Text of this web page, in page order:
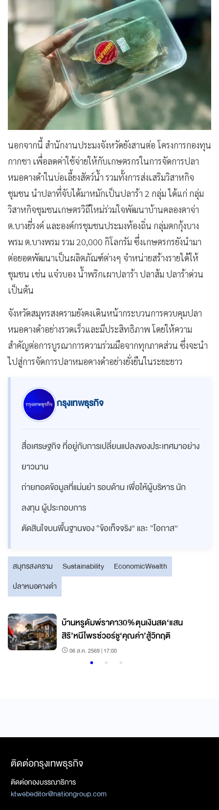
นอกจากนี้ สำนักงานประมงจังหวัดยังสานต่อ โครงการกองทุน
กากชา เพื่อลดค่าใช้จ่ายให้กับเกษตรกรในการจัดการปลา
หมอคางดำในบ่อเลี้ยงสัตว์น้ำ รวมทั้งการส่งเสริมวิสาหกิจ
ชุมชน นำปลาที่จับได้มาหมักเป็นปลาร้า 2 กลุ่ม ได้แก่ กลุ่ม
วิสาหกิจชุมชนเกษตรวิถีใหม่ร่วมใจพัฒนาบ้านคลองตาจ่า
ต.บางยี่รงค์ และองค์กรชุมชนประมงท้องถิ่น กลุ่มตกกุ้งบาง
พรม ต.บางพรม รวม 20,000 กิโลกรัม ซึ่งเกษตรกรยังนำมา
ต่อยอดพัฒนาเป็นผลิตภัณฑ์ต่างๆ จำหน่ายสร้างรายได้ให้
ชุมชน เช่น แจ๋วบอง น้ำพริกเผาปลาร้า ปลาส้ม ปลาร้าด่วน
เป็นต้น
จังหวัดสมุทรสงครามยังคงเดินหน้ากระบวนการควบคุมปลา
หมอคางดำอย่างรวดเร็วและมีประสิทธิภาพ โดยให้ความ
สำคัญต่อการบูรณาการความร่วมมือจากทุกภาคส่วน ซึ่งจะนำ
ไปสู่การจัดการปลาหมอคางดำอย่างยั่งยืนในระยะยาว
กรุงเทพธุรกิจ
สื่อเศรษฐกิจ ที่อยู่กับการเปลี่ยนแปลงของประเทศมาอย่าง
ยาวนาน
ถ่ายทอดข้อมูลที่แม่นยำ รอบด้าน เพื่อให้ผู้บริหาร นัก
ลงทุน ผู้ประกอบการ
ตัดสินใจบนพื้นฐานของ “ข้อเท็จจริง” และ “โอกาส”
สมุทรสงคราม Sustainability
EconomicWealth
ปลาหมอคางดำ
บ้านหรูดัมพ์ราคา30%ตุนเงินสด‘แสน
สิริ’หนีไพรซ์วอร์ชู‘คุณค่า’สู้วิกฤติ
06 ส.ค. 2569 | 17:00
ติดต่อกรุงเทพธุรกิจ
ติดต่อกองบรรณาธิการ
ktwebeditor@nationgroup.com